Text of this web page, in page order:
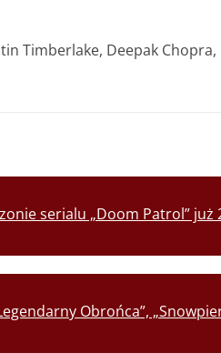
Timberlake, Deepak
serialu „Doom Patrol” już
Obrońca”,